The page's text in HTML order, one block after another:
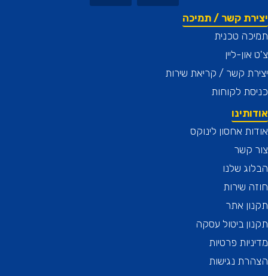
קשר / תמיכה
טכנית
ליין
קשר / קריאת שירות
לקוחות
אחסון לינוקס
קשר
שלנו
שירות
אתר
ביטול עסקה
פרטיות
נגישות